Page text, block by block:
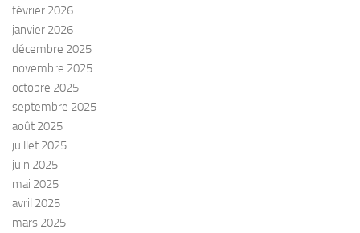
février 2026
janvier 2026
décembre 2025
novembre 2025
octobre 2025
septembre 2025
août 2025
juillet 2025
juin 2025
mai 2025
avril 2025
mars 2025